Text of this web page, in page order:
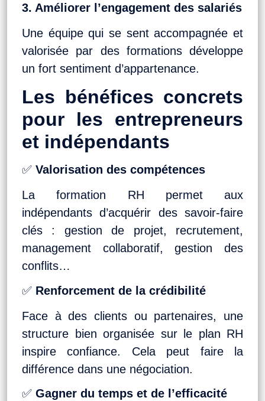
3. Améliorer l’engagement des salariés
Une équipe qui se sent accompagnée et
valorisée par des formations développe
un fort sentiment d’appartenance.
Les bénéfices concrets
pour les entrepreneurs
et indépendants
✅ Valorisation des compétences
La formation RH permet aux
indépendants d’acquérir des savoir-faire
clés : gestion de projet, recrutement,
management collaboratif, gestion des
conflits…
✅ Renforcement de la crédibilité
Face à des clients ou partenaires, une
structure bien organisée sur le plan RH
inspire confiance. Cela peut faire la
différence dans une négociation.
✅ Gagner du temps et de l’efficacité